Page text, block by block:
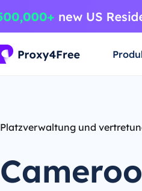
Platzverwaltung und